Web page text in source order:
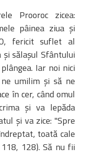
Prooroc zicea:
pâinea ziua şi
fericit suflet al
şi sălaşul Sfântului
Iar noi nici
umilim şi să ne
în cer, când omul
şi va lepăda
şi va zice: "Spre
toată cale
128). Să nu fii